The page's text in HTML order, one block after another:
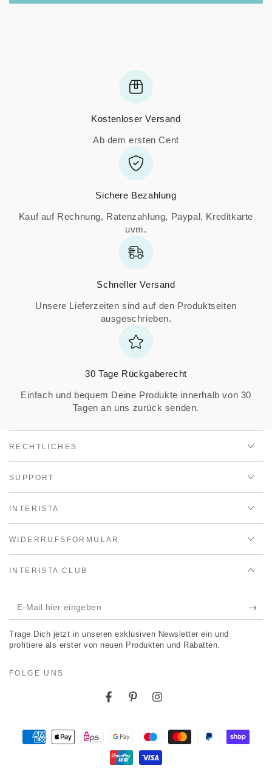
Kostenloser Versand
Ab dem ersten Cent
Sichere Bezahlung
Kauf auf Rechnung, Ratenzahlung, Paypal, Kreditkarte
uvm.
Schneller Versand
Unsere Lieferzeiten sind auf den Produktseiten
ausgeschrieben.
30 Tage Rückgaberecht
Einfach und bequem Deine Produkte innerhalb von 30
Tagen an uns zurück senden.
RECHTLICHES
SUPPORT
INTERISTA
WIDERRUFSFORMULAR
INTERISTA CLUB
E-
Mail
hier
Trage Dich jetzt in unseren exklusiven Newsletter ein und
profitiere als erster von neuen Produkten und Rabatten.
FOLGE UNS
FacebookPinterestInstagram
Zahlungsmöglichkeiten